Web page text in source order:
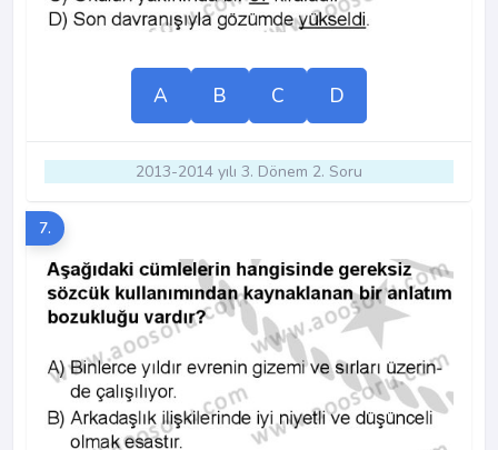
A B C D
2013-2014 yılı 3. Dönem 2. Soru
7.